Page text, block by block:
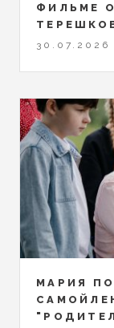
ФИЛЬМЕ
30.07.2026
МАРИЯ